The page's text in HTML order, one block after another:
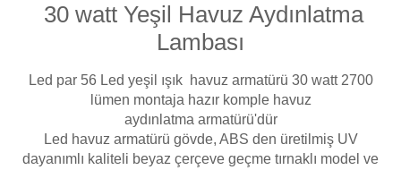
Alkalinite Düşürücü
e Pool Expert
Havuz Filtre
Havuz Sarf
Havuz
Bahçe Süs Havuzu
30 watt Yeşil Havuz Aydınlatma
Lambası
Led par 56 Led yeşil ışık havuz armatürü 30 watt 2700
lümen montaja hazır komple havuz
aydınlatma armatürü'dür
Led havuz armatürü gövde, ABS den üretilmiş UV
dayanımlı kaliteli beyaz çerçeve geçme tırnaklı model ve